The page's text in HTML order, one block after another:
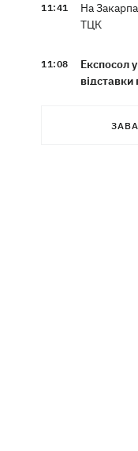
11:41
На
ТЦК
11:08
Експосол